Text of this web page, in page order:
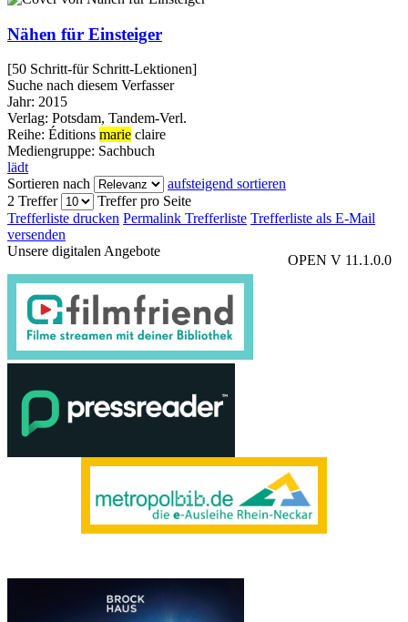
Nähen für Einsteiger
[50 Schritt-für Schritt-Lektionen]
Suche nach diesem Verfasser
Jahr: 2015
Verlag: Potsdam, Tandem-Verl.
Reihe: Éditions marie claire
Mediengruppe: Sachbuch
lädt
Sortieren nach
aufsteigend sortieren
2 Treffer
Treffer pro Seite
Trefferliste drucken Permalink Trefferliste Trefferliste als E-Mail
versenden
OPEN V 11.1.0.0
Unsere digitalen Angebote